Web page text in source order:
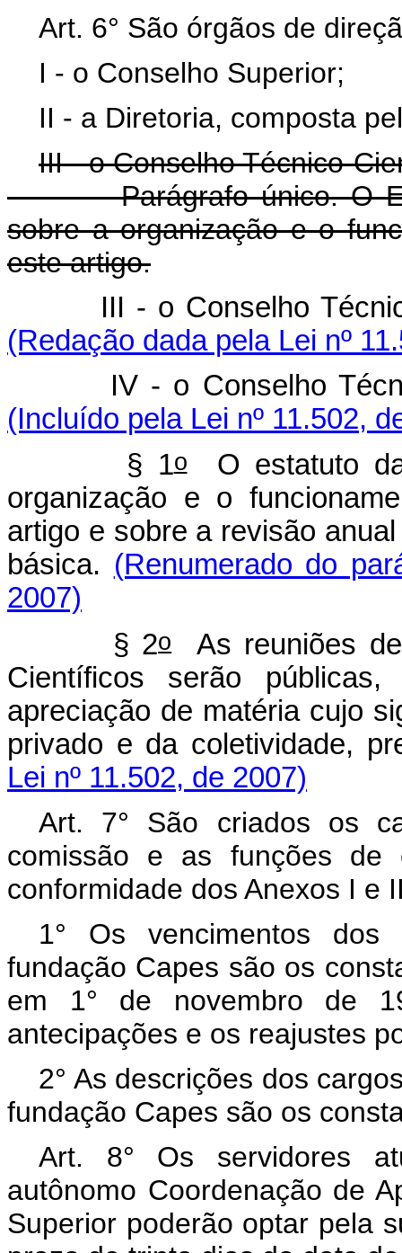
Art. 6° São órgãos de
I - o Conselho Superior;
II - a Diretoria, composta
III - o Conselho Técnico-
Parágrafo único. O
sobre a organização e o
este artigo.
III - o Conselho
(Redação dada pela Lei nº
IV - o Conselho
(Incluído pela Lei nº 11.502,
§ 1oO estatuto da
organização e o
artigo e sobre a revisão
básica. (Renumerado do
2007)
§ 2oAs reuniões
Científicos serão
apreciação de matéria cujo
privado e da coletividade,
Lei nº 11.502, de 2007)
Art. 7° São criados os
comissão e as funções de
conformidade dos Anexos I e
1° Os vencimentos
fundação Capes são os
em 1° de novembro de
antecipações e os reajustes
2° As descrições dos
fundação Capes são os
Art. 8° Os servidores
autônomo Coordenação de
Superior poderão optar pela